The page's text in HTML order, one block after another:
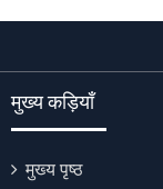
मुख्य कड़ियाँ
मुख्य पृष्ठ